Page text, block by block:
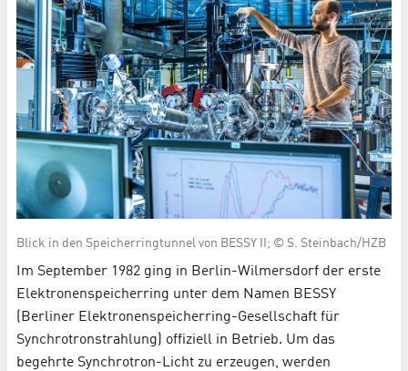
Blick in den Speicherringtunnel von BESSY II; © S. Steinbach/HZB
Im September 1982 ging in Berlin-Wilmersdorf der erste
Elektronenspeicherring unter dem Namen BESSY
(Berliner Elektronenspeicherring-Gesellschaft für
Synchrotronstrahlung) offiziell in Betrieb. Um das
begehrte Synchrotron-Licht zu erzeugen, werden